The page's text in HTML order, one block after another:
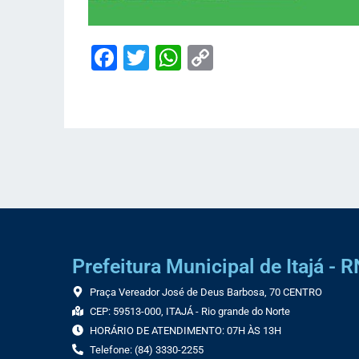
Facebook
TwitterWhatsApp
Copy
Prefeitura Municipal de Itajá -
Praça Vereador José de Deus Barbosa, 70 CENTRO
CEP: 59513-000, ITAJÁ - Rio grande do Norte
HORÁRIO DE ATENDIMENTO: 07H ÀS 13H
Telefone: (84) 3330-2255